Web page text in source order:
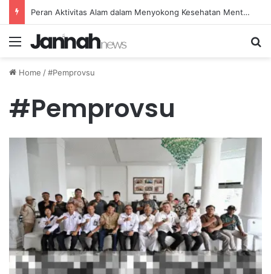
Peran Aktivitas Alam dalam Menyokong Kesehatan Mental dan Menenangkan Pikiran di Masa Sulit
Menu
Home /#Pemprovsu
#Pemprovsu